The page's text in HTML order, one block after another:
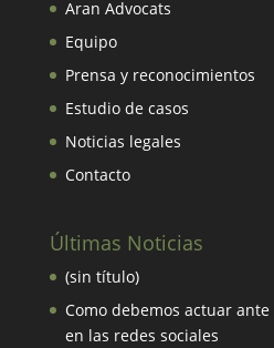
Aran Advocats
Equipo
Prensa y reconocimientos
Estudio de casos
Noticias legales
Contacto
Últimas Noticias
(sin título)
Como debemos actuar
en las redes sociales